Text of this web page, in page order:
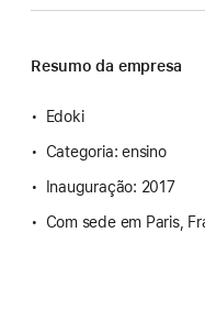
Resumo da empresa
Edoki
Categoria: ensino
Inauguração: 2017
Com sede em Paris,